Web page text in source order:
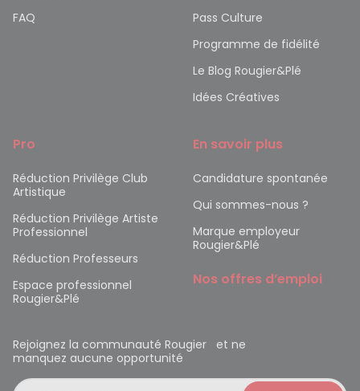
FAQ
Pass Culture
Programme de fidélité
Le Blog Rougier&Plé
Idées Créatives
Pro
Réduction Privilège Club
Artistique
Réduction Privilège Artiste
Professionnel
Réduction Professeurs
Espace professionnel
Rougier&Plé
En savoir plus
Candidature spontanée
Qui sommes-nous ?
Marque employeur
Rougier&Plé
Nos offres d’emploi
Rejoignez la communauté Rougier et ne
manquez aucune opportunité